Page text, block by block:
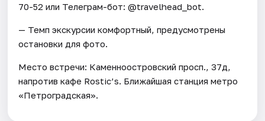
70-52 или Телеграм-бот: @travelhead_bot.
— Темп экскурсии комфортный, предусмотрены
остановки для фото.
Место встречи: Каменноостровский просп., 37д,
напротив кафе Rostic’s. Ближайшая станция метро
«Петроградская».